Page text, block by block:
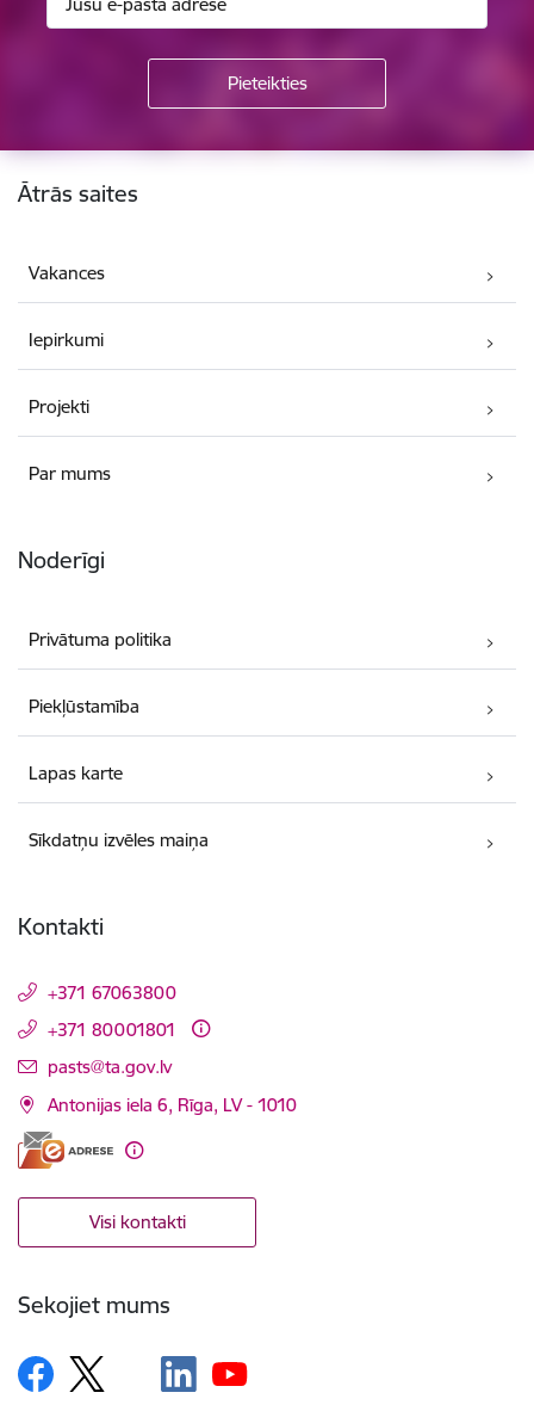
Kājene
Ātrās saites
Vakances
Iepirkumi
Projekti
Par mums
Noderīgi
Privātuma politika
Piekļūstamība
Lapas karte
Sīkdatņu izvēles maiņa
Kontakti
+371 67063800
+371 80001801
E-pasts:
pasts@ta.gov.lv
Antonijas iela 6, Rīga, LV - 1010
Visi kontakti
Sekojiet mums